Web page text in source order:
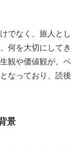
でなく、旅人とし
何を大切にしてき
観や価値観が、ペ
なっており、読後
景